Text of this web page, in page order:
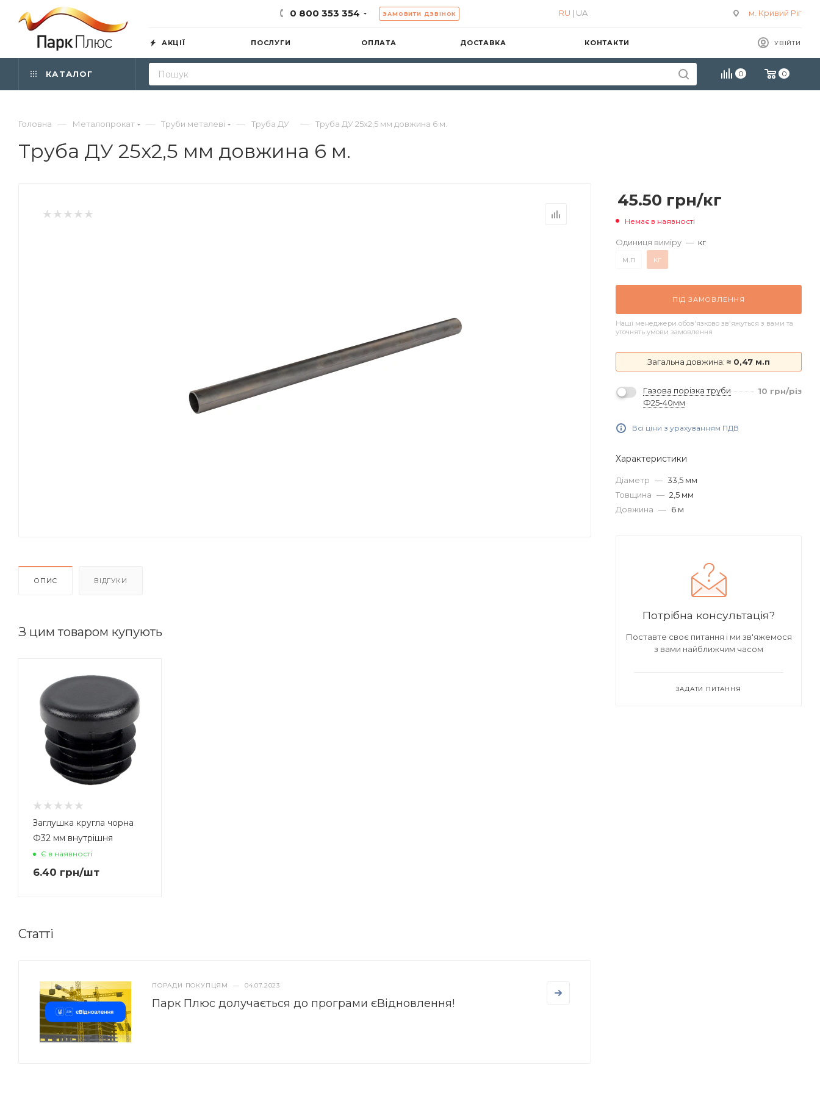
0 800 353 354 ЗАМОВИТИ ДЗВІНОК м. Кривий Ріг
RU | UA
УВІЙТИ
АКЦІЇ ПОСЛУГИ ОПЛАТА ДОСТАВКА КОНТАКТИ
0 0
КАТАЛОГ
Головна — Металопрокат — Труби металеві — Труба ДУ — Труба ДУ 25х2,5 мм довжина 6 м.
Труба ДУ 25х2,5 мм довжина 6 м.
ОПИС ВІДГУКИ
З цим товаром купують
Заглушка кругла чорна
Ф32 мм внутрішня
Є в наявності
6.40 грн/шт
Статті
ПОРАДИ ПОКУПЦЯМ — 04.07.2023
Парк Плюс долучається до програми єВідновлення!
45.50 грн/кг
Немає в наявності
Одиниця виміру — кг
м.п
кг
ПІД ЗАМОВЛЕННЯ
Наші менеджери обов'язково зв'яжуться з вами та
уточнять умови замовлення
Загальна довжина: ≈ 0,47 м.п
Газова порізка труби
Ф25-40мм
10 грн/різ
Всі ціни з урахуванням ПДВ
Характеристики
Діаметр — 33,5 мм
Товщина — 2,5 мм
Довжина — 6 м
Потрібна консультація?
Поставте своє питання і ми зв'яжемося
з вами найближчим часом
ЗАДАТИ ПИТАННЯ